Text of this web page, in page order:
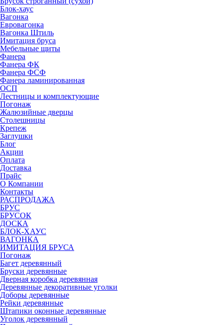
Блок-хаус
Вагонка
Евровагонка
Вагонка Штиль
Имитация бруса
Мебельные щиты
Фанера
Фанера ФК
Фанера ФСФ
Фанера ламинированная
ОСП
Лестницы и комплектующие
Погонаж
Жалюзийные дверцы
Столешницы
Крепеж
Заглушки
Блог
Акции
Оплата
Доставка
Прайс
О Компании
Контакты
РАСПРОДАЖА
БРУС
БРУСОК
ДОСКА
БЛОК-ХАУС
ВАГОНКА
ИМИТАЦИЯ БРУСА
Погонаж
Багет деревянный
Бруски деревянные
Дверная коробка деревянная
Деревянные декоративные уголки
Доборы деревянные
Рейки деревянные
Штапики оконные деревянные
Уголок деревянный